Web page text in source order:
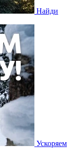
Найди
Ускоряем